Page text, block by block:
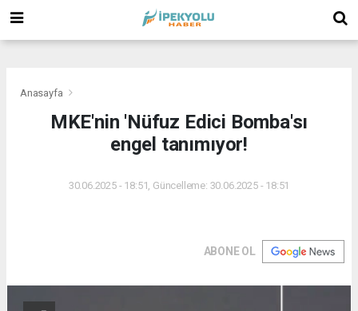
Anasayfa
MKE'nin 'Nüfuz Edici Bomba'sı
engel tanımıyor!
30.06.2025 - 18:51, Güncelleme: 30.06.2025 - 18:51
ABONE OL